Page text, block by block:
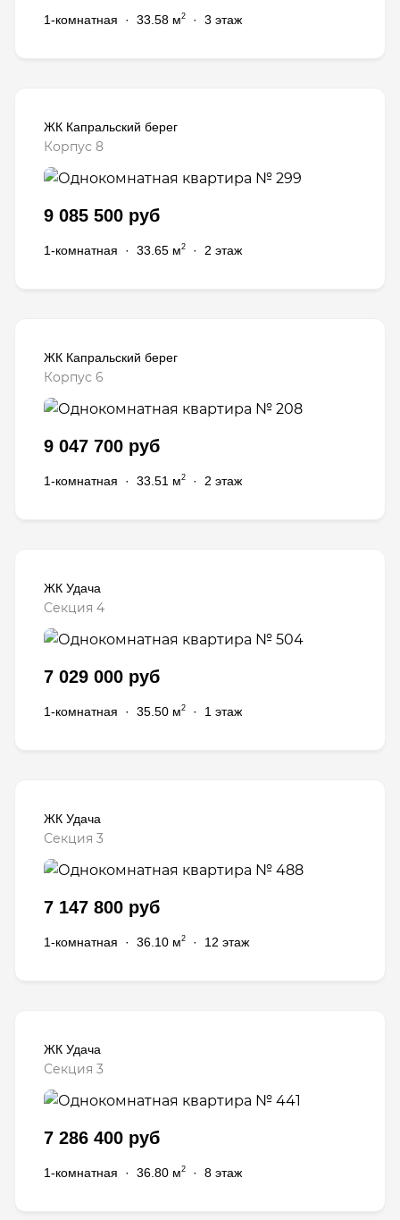
1-комнатная · 33.58 м2 · 3 этаж
ЖК Капральский берег
Корпус 8
9 085 500 руб
1-комнатная · 33.65 м2 · 2 этаж
ЖК Капральский берег
Корпус 6
9 047 700 руб
1-комнатная · 33.51 м2 · 2 этаж
ЖК Удача
Секция 4
7 029 000 руб
1-комнатная · 35.50 м2 · 1 этаж
ЖК Удача
Секция 3
7 147 800 руб
1-комнатная · 36.10 м2 · 12 этаж
ЖК Удача
Секция 3
7 286 400 руб
1-комнатная · 36.80 м2 · 8 этаж